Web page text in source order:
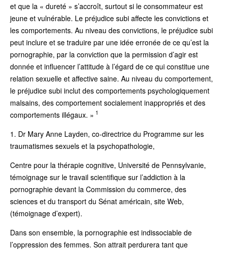
et que la « dureté » s’accroît, surtout si le consommateur est
jeune et vulnérable. Le préjudice subi affecte les convictions et
les comportements. Au niveau des convictions, le préjudice subi
peut inclure et se traduire par une idée erronée de ce qu’est la
pornographie, par la conviction que la permission d’agir est
donnée et influencer l’attitude à l’égard de ce qui constitue une
relation sexuelle et affective saine. Au niveau du comportement,
le préjudice subi inclut des comportements psychologiquement
malsains, des comportement socialement inappropriés et des
comportements illégaux. » 1
1. Dr Mary Anne Layden, co-directrice du Programme sur les
traumatismes sexuels et la psychopathologie,
Centre pour la thérapie cognitive, Université de Pennsylvanie,
témoignage sur le travail scientifique sur l’addiction à la
pornographie devant la Commission du commerce, des
sciences et du transport du Sénat américain, site Web,
(témoignage d’expert).
Dans son ensemble, la pornographie est indissociable de
l’oppression des femmes. Son attrait perdurera tant que